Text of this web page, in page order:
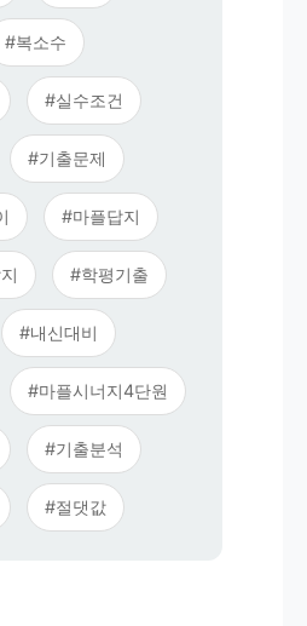
#복소수
#실수조건
#기출문제
#마플답지
#학평기출
#내신대비
#마플시너지4단원
#기출분석
#절댓값